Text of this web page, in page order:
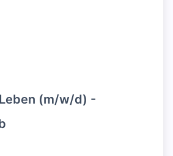
(m/w/d) -